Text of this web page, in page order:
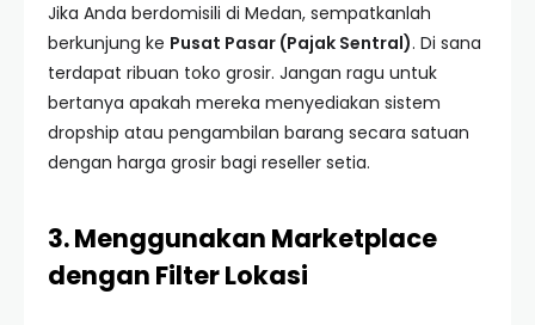
Jika Anda berdomisili di Medan, sempatkanlah
berkunjung ke Pusat Pasar (Pajak Sentral). Di sana
terdapat ribuan toko grosir. Jangan ragu untuk
bertanya apakah mereka menyediakan sistem
dropship atau pengambilan barang secara satuan
dengan harga grosir bagi reseller setia.
3. Menggunakan Marketplace
dengan Filter Lokasi